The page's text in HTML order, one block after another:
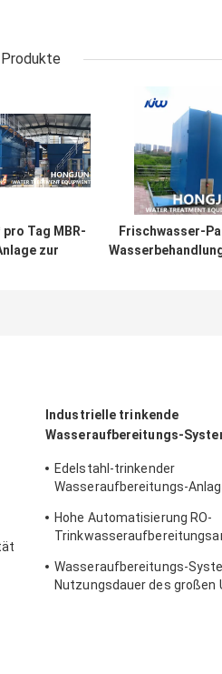
pro Tag MBR-
zur
Frischwasser-
Industrielle trinkende
Wasseraufbereitungs-
Edelstahl-trinkender
Wasseraufbereitungs-
Hohe Automatisierung RO-
Wasseraufbereitungs-
Nutzungsdauer des großen